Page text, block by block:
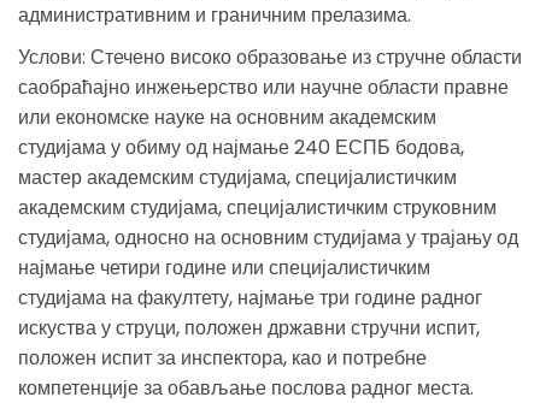
административним и граничним прелазима.
Услови: Стечено високо образовање из стручне области
саобраћајно инжењерство или научне области правне
или економске науке на основним академским
студијама у обиму од најмање 240 ЕСПБ бодова,
мастер академским студијама, специјалистичким
академским студијама, специјалистичким струковним
студијама, односно на основним студијама у трајању од
најмање четири године или специјалистичким
студијама на факултету, најмање три године радног
искуства у струци, положен државни стручни испит,
положен испит за инспектора, као и потребне
компетенције за обављање послова радног места.